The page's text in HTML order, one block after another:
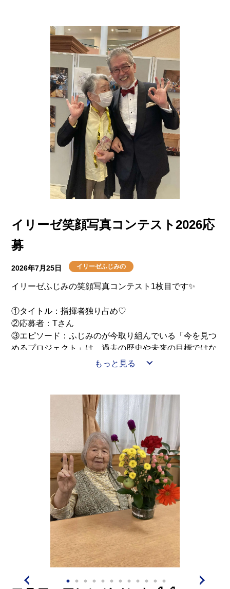
イリーゼ笑顔写真コンテスト2026応
募
2026年7月25日 イリーゼふじみの
イリーゼふじみの笑顔写真コンテスト1枚目です✨
①タイトル：指揮者独り占め♡
②応募者：Tさん
③エピソード：ふじみのが今取り組んでいる「今を見つ
めるプロジェクト」は、過去の歴史や未来の目標ではな
く、今叶えたい夢を、様々なジャンルで実現していくプ
知るきっかけ作りをします。
ホーム、ご家族、地域と連携しての取り組み。
↑この第1弾として「音楽を聞きたい」と言う夢を叶える
ために、7月5日 コピス三芳ホールにチャリティコンサ
ートを聞きに行ってきました。
特にこちらのTさん、介護施設で働いていたそうで、な
んと当時コピス三芳のこのコンサートに職員としてご入
居者様と一緒に行ったことがあるのだとか・・・✨
「まさか、私が連れて行ってもらう側になるなんて夢に
も思わなかったけれど、何かのご縁ね。
ここへ来たら、いろいろ思い出して涙が出ちゃった。う
れしい。」と、思い出を語ってくださりました。
また、Tさんはご入居して3か月。はじめは新しい環境に
もっと見る